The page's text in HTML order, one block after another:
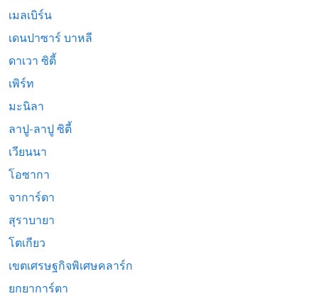
เมลเบิร์น
เดนปาซาร์ บาหลี
ดาเวา ซิตี้
เพิร์ท
มะนิลา
ลาปู-ลาปู ซิตี้
เวียนนา
โอซากา
จาการ์ตา
สุราบายา
โตเกียว
เขตเศรษฐกิจพิเศษคลาร์ก
ยกยาการ์ตา